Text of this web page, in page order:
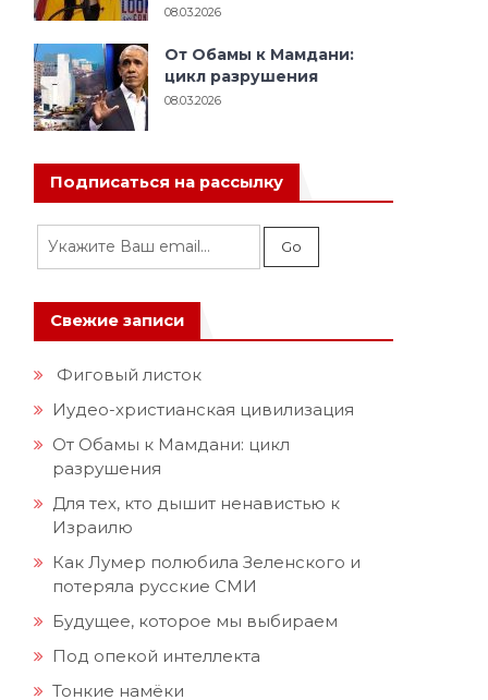
08.03.2026
От Обамы к Мамдани:
цикл разрушения
08.03.2026
Подписаться на рассылку
Свежие записи
Фиговый листок
Иудео-христианская цивилизация
От Обамы к Мамдани: цикл
разрушения
Для тех, кто дышит ненавистью к
Израилю
Как Лумер полюбила Зеленского и
потеряла русские СМИ
Будущее, которое мы выбираем
Под опекой интеллекта
Тонкие намёки